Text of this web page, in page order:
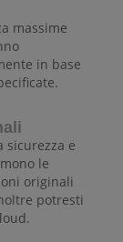
massime
in base
sicurezza e
le
originali
potresti